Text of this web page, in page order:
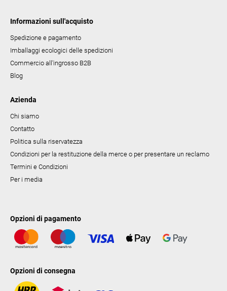
Informazioni sull'acquisto
Spedizione e pagamento
Imballaggi ecologici delle spedizioni
Commercio all'ingrosso B2B
Blog
Azienda
Chi siamo
Contatto
Politica sulla riservatezza
Condizioni per la restituzione della merce o per presentare un reclamo
Termini e Condizioni
Per i media
Opzioni di pagamento
Opzioni di consegna